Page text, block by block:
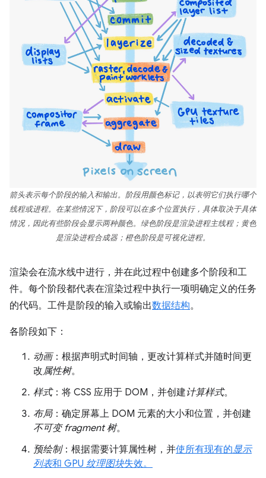
箭头表示每个阶段的输入和输出。阶段用颜色标记，以表明它们执行哪个
线程或进程。在某些情况下，阶段可以在多个位置执行，具体取决于具体
情况，因此有些阶段会显示两种颜色。绿色阶段是渲染进程主线程；黄色
是渲染进程合成器；橙色阶段是可视化进程。
渲染会在流水线中进行，并在此过程中创建多个阶段和工
件。每个阶段都代表在渲染过程中执行一项明确定义的任务
的代码。工件是阶段的输入或输出数据结构。
各阶段如下：
动画：根据声明式时间轴，更改计算样式并随时间更
改属性树。
样式：将 CSS 应用于 DOM，并创建计算样式。
布局：确定屏幕上 DOM 元素的大小和位置，并创建
不可变 fragment 树。
预绘制：根据需要计算属性树，并使所有现有的 显示
列表和 GPU 纹理图块失效。